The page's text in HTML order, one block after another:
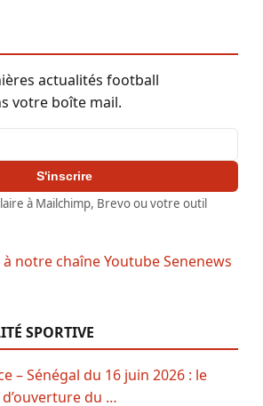
actualités football
votre boîte mail.
S'inscrire
à Mailchimp, Brevo ou votre outil
SPORTIVE
– Sénégal du 16 juin 2026 : le
du …